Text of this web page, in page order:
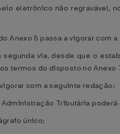
eletrônico não regravável,
Anexo 5 passa a vigorar com
segunda via, desde que o
termos do disposto no
com a seguinte redação:
Tributária poderá
único;